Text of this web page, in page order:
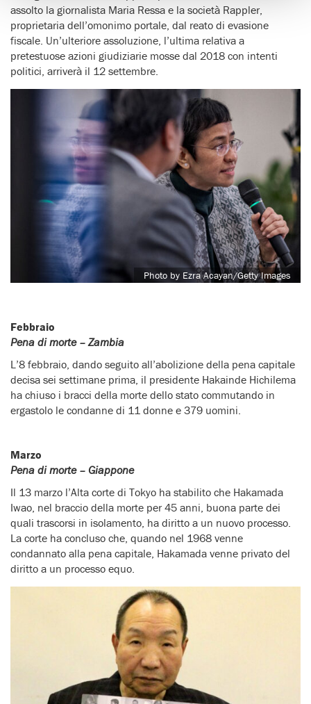
assolto la giornalista Maria Ressa e la società Rappler,
proprietaria dell’omonimo portale, dal reato di evasione
fiscale. Un’ulteriore assoluzione, l’ultima relativa a
pretestuose azioni giudiziarie mosse dal 2018 con intenti
politici, arriverà il 12 settembre.
Photo by Ezra Acayan/Getty Images
Febbraio
Pena di morte – Zambia
L’8 febbraio, dando seguito all’abolizione della pena capitale
decisa sei settimane prima, il presidente Hakainde Hichilema
ha chiuso i bracci della morte dello stato commutando in
ergastolo le condanne di 11 donne e 379 uomini.
Marzo
Pena di morte – Giappone
Il 13 marzo l’Alta corte di Tokyo ha stabilito che Hakamada
Iwao, nel braccio della morte per 45 anni, buona parte dei
quali trascorsi in isolamento, ha diritto a un nuovo processo.
La corte ha concluso che, quando nel 1968 venne
condannato alla pena capitale, Hakamada venne privato del
diritto a un processo equo.